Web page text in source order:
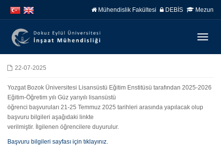
atla
atla
Mühendislik Fakültesi DEBİS Mezun
22-07-2025
Yozgat Bozok Üniversitesi Lisansüstü Eğitim Enstitüsü tarafından 2025-2026
Eğitim-Öğretim yılı Güz yarıyılı lisansüstü
öğrenci başvuruları 21-25 Temmuz 2025 tarihleri arasında yapılacak olup
başvuru bilgileri aşağıdaki linkte
verilmiştir. İlgilenen öğrencilere duyurulur.
Başvuru bilgileri sayfası için tıklayınız.